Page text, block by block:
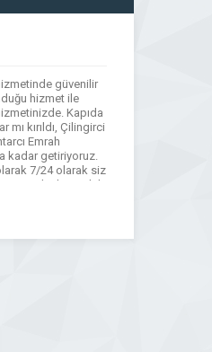
güvenilir
hizmet ile
Kapıda
mı kırıldı, Çilingirci
Emrah
kadar getiriyoruz.
7/24 olarak siz
için hızlı ve etkili
kaldım […]